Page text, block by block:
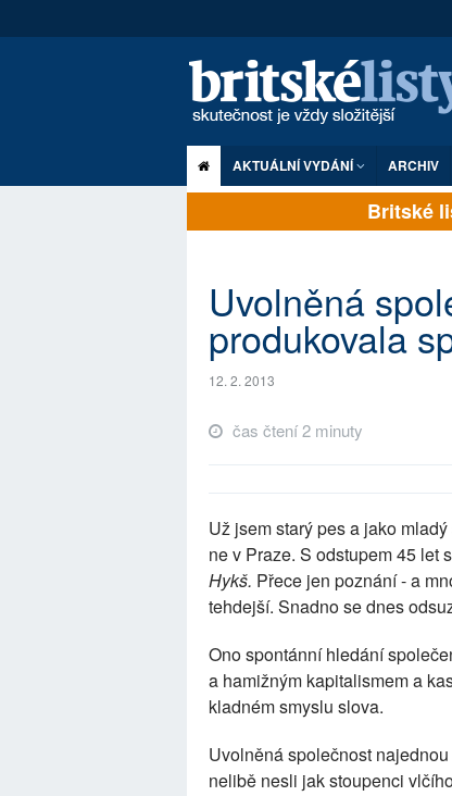
AKTUÁLNÍ VYDÁNÍ ARCHIV
Britské
Uvolněná
produkovala
12. 2. 2013
čas čtení 2 minuty
Už jsem starý pes a jako
ne v Praze. S odstupem 45 let
Hykš. Přece jen poznání - a
tehdejší. Snadno se dnes
Ono spontánní hledání
a hamižným kapitalismem a
kladném smyslu slova.
Uvolněná společnost
nelibě nesli jak stoupenci